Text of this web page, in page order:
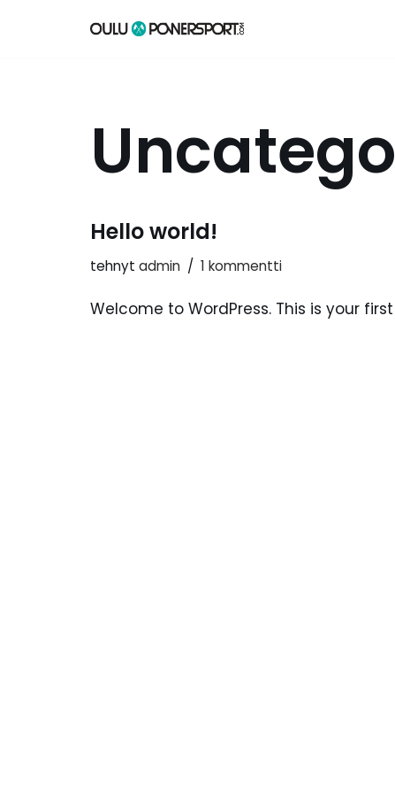
Hello world!
tehnyt admin 1 kommentti
Welcome to WordPress. This is your